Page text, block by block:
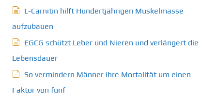
L-Carnitin hilft Hundertjährigen Muskelmasse
aufzubauen
EGCG schützt Leber und Nieren und verlängert die
Lebensdauer
So vermindern Männer ihre Mortalität um einen
Faktor von fünf